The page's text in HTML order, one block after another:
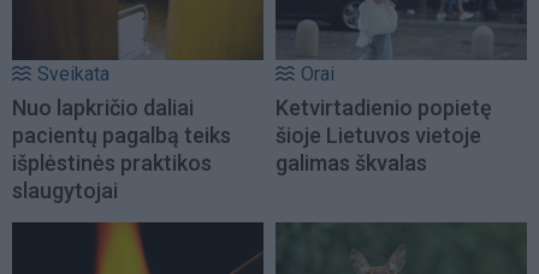
Sveikata
Nuo lapkričio daliai
pacientų pagalbą teiks
išplėstinės praktikos
slaugytojai
Orai
Ketvirtadienio popietę
šioje Lietuvos vietoje
galimas škvalas